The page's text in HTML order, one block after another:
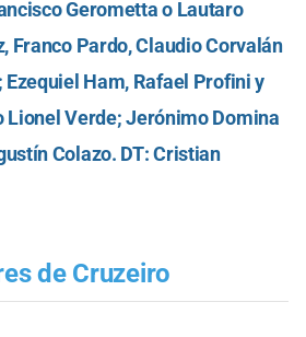
Gerometta o Lautaro
Franco Pardo, Claudio Corvalán
Ezequiel Ham, Rafael Profini y
Lionel Verde; Jerónimo Domina
Colazo. DT: Cristian
de Cruzeiro